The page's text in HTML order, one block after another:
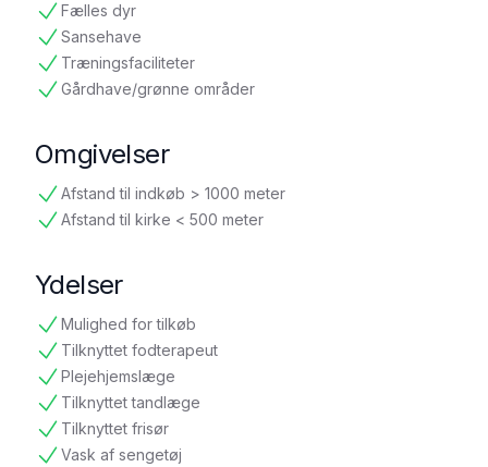
Fælles dyr
tilgængelig
Sansehave
tilgængelig
Træningsfaciliteter
tilgængelig
Gårdhave/grønne områder
tilgængelig
Omgivelser
Afstand til indkøb > 1000 meter
tilgængelig
Afstand til kirke < 500 meter
tilgængelig
Ydelser
Mulighed for tilkøb
tilgængelig
Tilknyttet fodterapeut
tilgængelig
Plejehjemslæge
tilgængelig
Tilknyttet tandlæge
tilgængelig
Tilknyttet frisør
tilgængelig
Vask af sengetøj